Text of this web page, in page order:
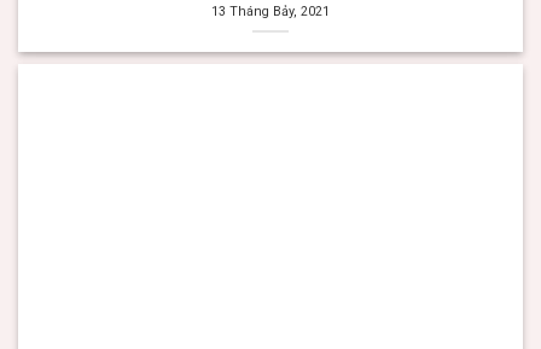
13 Tháng Bảy, 2021